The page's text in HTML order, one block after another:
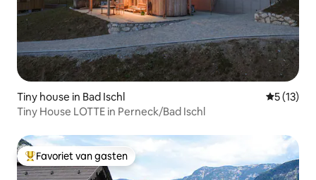
Tiny house in Bad Ischl
5 (13)
Tiny House LOTTE in Perneck/Bad Ischl
Topfavoriet van gasten
Favoriet van gasten